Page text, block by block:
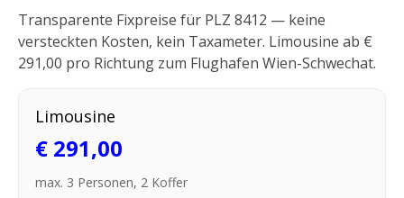
Transparente Fixpreise für PLZ 8412 — keine
versteckten Kosten, kein Taxameter. Limousine ab €
291,00 pro Richtung zum Flughafen Wien-Schwechat.
Limousine
€ 291,00
max. 3 Personen, 2 Koffer